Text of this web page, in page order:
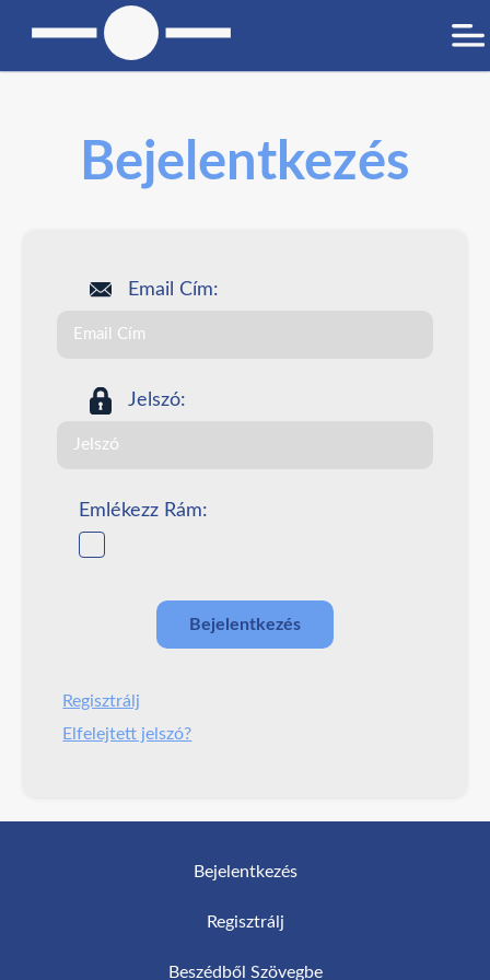
Bejelentkezés
Email Cím:
Jelszó:
Emlékezz Rám:
Regisztrálj
Elfelejtett jelszó?
Bejelentkezés
Regisztrálj
Beszédből Szövegbe